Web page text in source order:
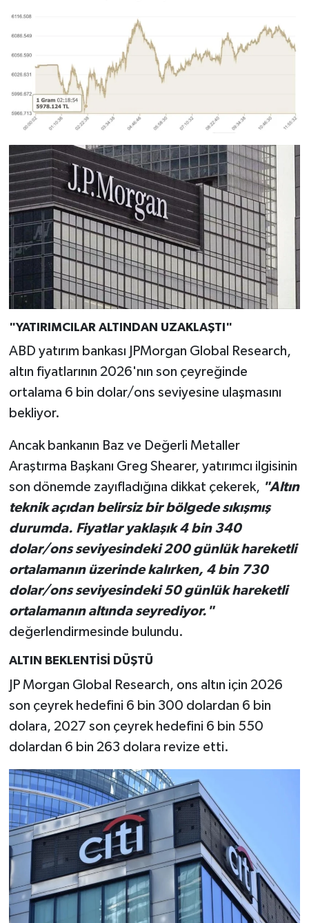
"YATIRIMCILAR ALTINDAN UZAKLAŞTI"
ABD yatırım bankası JPMorgan Global Research,
altın fiyatlarının 2026'nın son çeyreğinde
ortalama 6 bin dolar/ons seviyesine ulaşmasını
bekliyor.
Ancak bankanın Baz ve Değerli Metaller
Araştırma Başkanı Greg Shearer, yatırımcı ilgisinin
son dönemde zayıfladığına dikkat çekerek, "Altın
teknik açıdan belirsiz bir bölgede sıkışmış
durumda. Fiyatlar yaklaşık 4 bin 340
dolar/ons seviyesindeki 200 günlük hareketli
ortalamanın üzerinde kalırken, 4 bin 730
dolar/ons seviyesindeki 50 günlük hareketli
ortalamanın altında seyrediyor."
değerlendirmesinde bulundu.
ALTIN BEKLENTİSİ DÜŞTÜ
JP Morgan Global Research, ons altın için 2026
son çeyrek hedefini 6 bin 300 dolardan 6 bin
dolara, 2027 son çeyrek hedefini 6 bin 550
dolardan 6 bin 263 dolara revize etti.